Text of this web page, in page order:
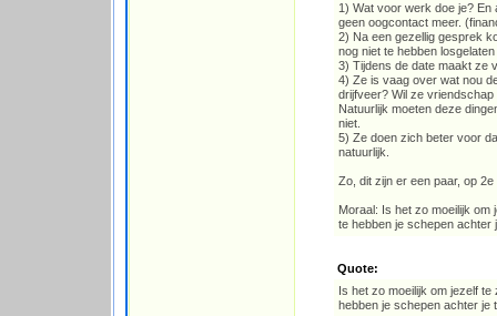
1) Wat voor werk doe je? En
geen oogcontact meer.
2) Na een gezellig gesprek
nog niet te hebben
3) Tijdens de date maakt ze
4) Ze is vaag over wat nou
drijfveer? Wil ze
Natuurlijk moeten deze
niet.
5) Ze doen zich beter voor
natuurlijk.
Zo, dit zijn er een paar, op
Moraal: Is het zo moeilijk om
te hebben je schepen achter
Quote:
Is het zo moeilijk om jezelf
hebben je schepen achter je